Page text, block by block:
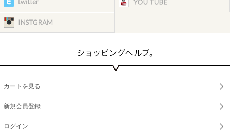
カートを見る
新規会員登録
ログイン